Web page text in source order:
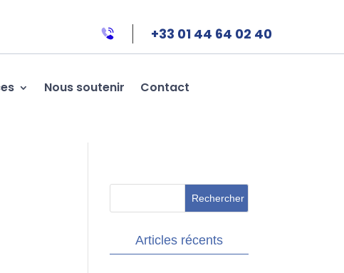
+33 01 44 64 02 40
Nous soutenir Contact
Articles récents